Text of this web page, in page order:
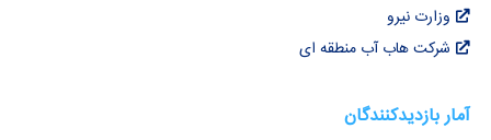
وزارت نیرو
شرکت هاب آب منطقه ای
آمار بازدیدکنندگان